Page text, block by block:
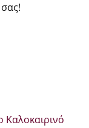
Καλοκαιρινό